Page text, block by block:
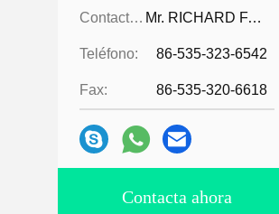
Contactos: Mr. RICHARD FAN
Teléfono: 86-535-323-6542
Fax: 86-535-320-6618
Contacta ahora